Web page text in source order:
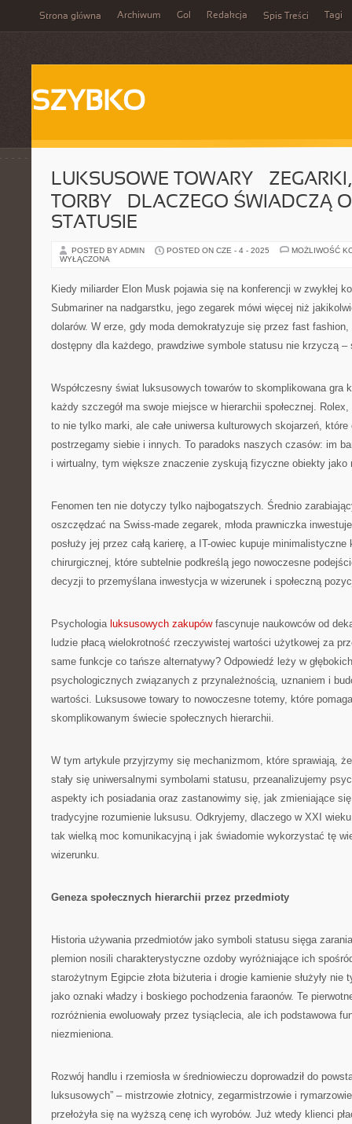
Strona główna Archiwum Gol Redakcja Spis Treści Tagi
SZYBKO
LUKSUSOWE TOWARY –
TORBY – DLACZEGO ŚWIADCZĄ
STATUSIE
POSTED BY ADMIN POSTED ON CZE - 4 - 2025
MOŻLIWOŚĆ
WYŁĄCZONA
Kiedy miliarder Elon Musk pojawia się na konferencji w zwykłej
Submariner na nadgarstku, jego zegarek mówi więcej niż
dolarów. W erze, gdy moda demokratyzuje się przez fast
dostępny dla każdego, prawdziwe symbole statusu nie krzyczą
Współczesny świat luksusowych towarów to skomplikowana gra
każdy szczegół ma swoje miejsce w hierarchii społecznej.
to nie tylko marki, ale całe uniwersa kulturowych skojarzeń,
postrzegamy siebie i innych. To paradoks naszych czasów: im
i wirtualny, tym większe znaczenie zyskują fizyczne obiekty jako
Fenomen ten nie dotyczy tylko najbogatszych. Średnio
oszczędzać na Swiss-made zegarek, młoda prawniczka
posłuży jej przez całą karierę, a IT-owiec kupuje
chirurgicznej, które subtelnie podkreślą jego nowoczesne
decyzji to przemyślana inwestycja w wizerunek i społeczną
Psychologia luksusowych zakupówfascynuje naukowców od
ludzie płacą wielokrotność rzeczywistej wartości użytkowej za
same funkcje co tańsze alternatywy? Odpowiedź leży w
psychologicznych związanych z przynależnością, uznaniem i
wartości. Luksusowe towary to nowoczesne totemy, które
skomplikowanym świecie społecznych hierarchii.
W tym artykule przyjrzymy się mechanizmom, które sprawiają,
stały się uniwersalnymi symbolami statusu, przeanalizujemy
aspekty ich posiadania oraz zastanowimy się, jak zmieniające się
tradycyjne rozumienie luksusu. Odkryjemy, dlaczego w XXI
tak wielką moc komunikacyjną i jak świadomie wykorzystać tę
wizerunku.
Geneza społecznych hierarchii przez przedmioty
Historia używania przedmiotów jako symboli statusu sięga
plemion nosili charakterystyczne ozdoby wyróżniające ich
starożytnym Egipcie złota biżuteria i drogie kamienie służyły nie
jako oznaki władzy i boskiego pochodzenia faraonów. Te
rozróżnienia ewoluowały przez tysiąclecia, ale ich podstawowa
niezmieniona.
Rozwój handlu i rzemiosła w średniowieczu doprowadził do
luksusowych” – mistrzowie złotnicy, zegarmistrzowie i
przełożyła się na wyższą cenę ich wyrobów. Już wtedy klienci